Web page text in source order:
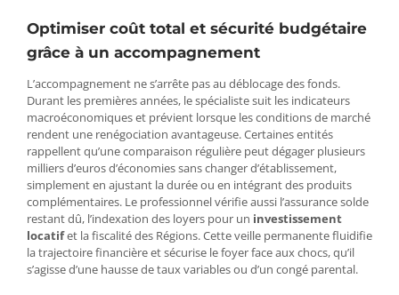
Optimiser coût total et sécurité budgétaire
grâce à un accompagnement
L’accompagnement ne s’arrête pas au déblocage des fonds.
Durant les premières années, le spécialiste suit les indicateurs
macroéconomiques et prévient lorsque les conditions de marché
rendent une renégociation avantageuse. Certaines entités
rappellent qu’une comparaison régulière peut dégager plusieurs
milliers d’euros d’économies sans changer d’établissement,
simplement en ajustant la durée ou en intégrant des produits
complémentaires. Le professionnel vérifie aussi l’assurance solde
restant dû, l’indexation des loyers pour un investissement
locatifet la fiscalité des Régions. Cette veille permanente fluidifie
la trajectoire financière et sécurise le foyer face aux chocs, qu’il
s’agisse d’une hausse de taux variables ou d’un congé parental.